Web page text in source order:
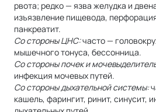
рвота; редко — язва желудка и
изъязвление пищевода,
панкреатит.
Со стороны ЦНС:часто —
мышечного тонуса, бессонница.
Со стороны почек и
инфекция мочевых путей.
Со стороны дыхательной системы:
кашель, фарингит, ринит, синусит,